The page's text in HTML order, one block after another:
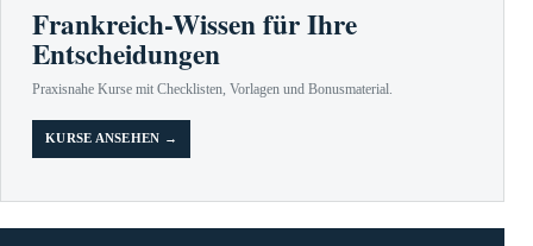
Frankreich-Wissen für Ihre
Entscheidungen
Praxisnahe Kurse mit Checklisten, Vorlagen und Bonusmaterial.
KURSE ANSEHEN →